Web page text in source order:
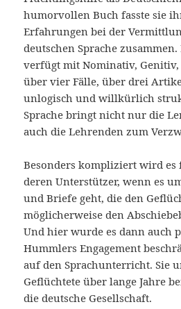
humorvollen Buch fasste sie
Erfahrungen bei der
deutschen Sprache zusammen.
verfügt mit Nominativ,
über vier Fälle, über drei
unlogisch und willkürlich
Sprache bringt nicht nur die
auch die Lehrenden zum
Besonders kompliziert wird es
deren Unterstützer, wenn es
und Briefe geht, die den
möglicherweise den
Und hier wurde es dann auch
Hummlers Engagement
auf den Sprachunterricht. Sie
Geflüchtete über lange Jahre
die deutsche Gesellschaft.